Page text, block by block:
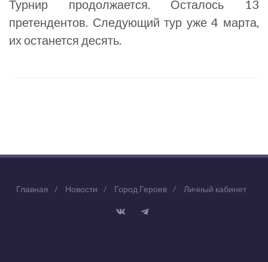
Турнир продолжается. Осталось 13
претендентов. Следующий тур уже 4 марта,
их останется десять.
Главная / Новости / Город Героев / Личный кабинет